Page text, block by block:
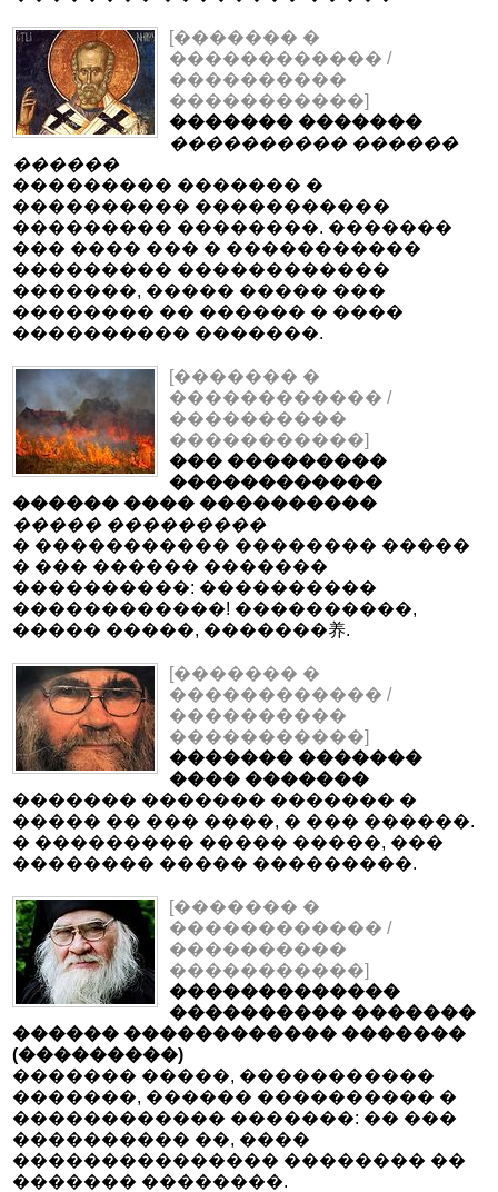
[������� �
������������ /
����������
�����������]
������� �������
���������� ������
������
��������� ������� �
���������� �����������
��������� ��������. �������
��� ���� ��� � �����������
��������� ������������
�������, ����� ����� ���
�������� �� ������ � ����
���������� �������.
[������� �
������������ /
����������
�����������]
��� ���������
������������
������ ���� ����������
����� ���������
� ����������� �������� �����
� ��� ������ �������
����������: ����������
������������! ����������,
����� �����, �������养.
[������� �
������������ /
����������
�����������]
������� �������
���� �������
������� ������� ������� �
����� �� ��� ����, � ��� ������.
� ��������� ����� �����, ���
�������� ����� ���������.
[������� �
������������ /
����������
�����������]
�������������
���������� �������
������ ������������ �������
(���������)
������� �����, �����������
�������, ������ ���������� �
������������ �������: �� ���
���������� ��, ����
��������������� �������� ��
������� ��������.